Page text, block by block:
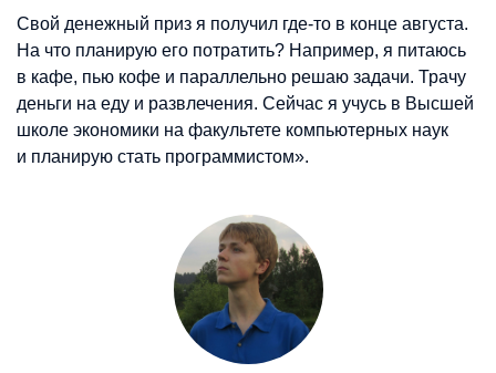
Свой денежный приз я получил где-то в конце августа.
На что планирую его потратить? Например, я питаюсь
в кафе, пью кофе и параллельно решаю задачи. Трачу
деньги на еду и развлечения. Сейчас я учусь в Высшей
школе экономики на факультете компьютерных наук
и планирую стать программистом».